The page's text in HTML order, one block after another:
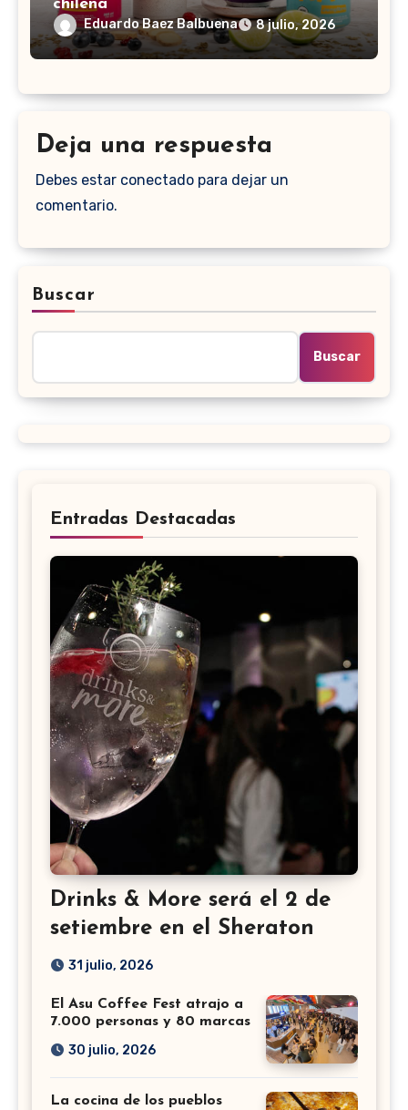
chilena
Eduardo Baez Balbuena 8 julio, 2026
Deja una respuesta
Debes estar conectado para dejar un
comentario.
Buscar
Buscar
Entradas Destacadas
Drinks & More será el 2 de
setiembre en el Sheraton
31 julio, 2026
El Asu Coffee Fest atrajo a
7.000 personas y 80 marcas
30 julio, 2026
La cocina de los pueblos